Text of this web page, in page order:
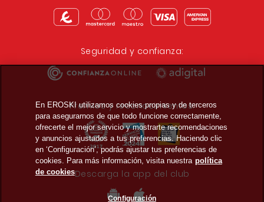
Seguridad y confianza:
Premios y reconocimientos:
Descarga la app del club
En EROSKI utilizamos cookies propias y de terceros
para asegurarnos de que todo funcione correctamente,
ofrecerte el mejor servicio y mostrarte recomendaciones
y anuncios ajustados a tus preferencias. Haciendo clic
en ‘Configuración’, podrás ajustar tus preferencias de
cookies. Para más información, visita nuestra política
de cookies
Configuración